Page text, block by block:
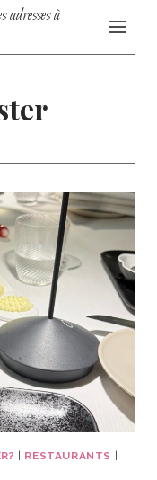
à
| RESTAURANTS |